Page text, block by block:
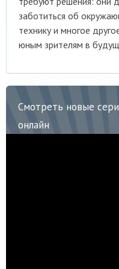
заботиться об
технику и многое
юным зрителям в
Смотреть новые
онлайн